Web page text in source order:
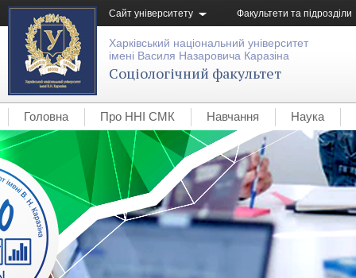
Сайт університету Факультети та підрозділи
Харківський національний університет
імені Василя Назаровича Каразіна
Соціологічний факультет
Головна Про ННІ СМК Навчання Наука